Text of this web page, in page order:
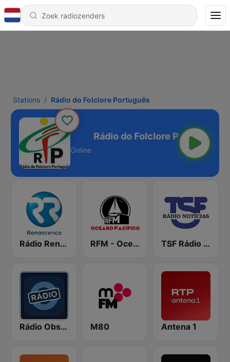
Stations Rádio do Folclore Português
Português
Online
Rádio Renascença RFM - Oceano Pacífico Online TSF Rádio Notícias
Rádio Observador M80 Antena 1